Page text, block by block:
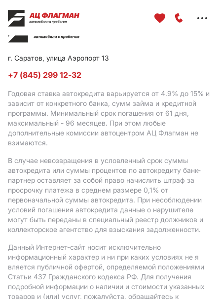
г. Саратов, улица Аэропорт 13
+7 (845) 299 12-32
Годовая ставка автокредита варьируется от 4.9% до 15% и
зависит от конкретного банка, сумм займа и кредитной
программы. Минимальный срок погашения от 61 дня,
максимальный - 96 месяцев. При этом любые
дополнительные комиссии автоцентром АЦ Флагман не
взимаются.
В случае невозвращения в условленный срок суммы
автокредита или суммы процентов по автокредиту банк-
партнер оставляет за собой право начислить штраф за
просрочку платежа в среднем размере 0,1% от
первоначальной суммы автокредита. При несоблюдении
условий погашения автокредита данные о нарушителе
могут быть переданы в специальный реестр должников и
коллекторское агентство для взыскания задолженности.
Данный Интернет-сайт носит исключительно
информационный характер и ни при каких условиях не я
вляется публичной офертой, определяемой положениями
Статьи 437 Гражданского кодекса РФ. Для получения
подробной информации о наличии и стоимости указанных
товаров и (или) услуг, пожалуйста, обращайтесь к